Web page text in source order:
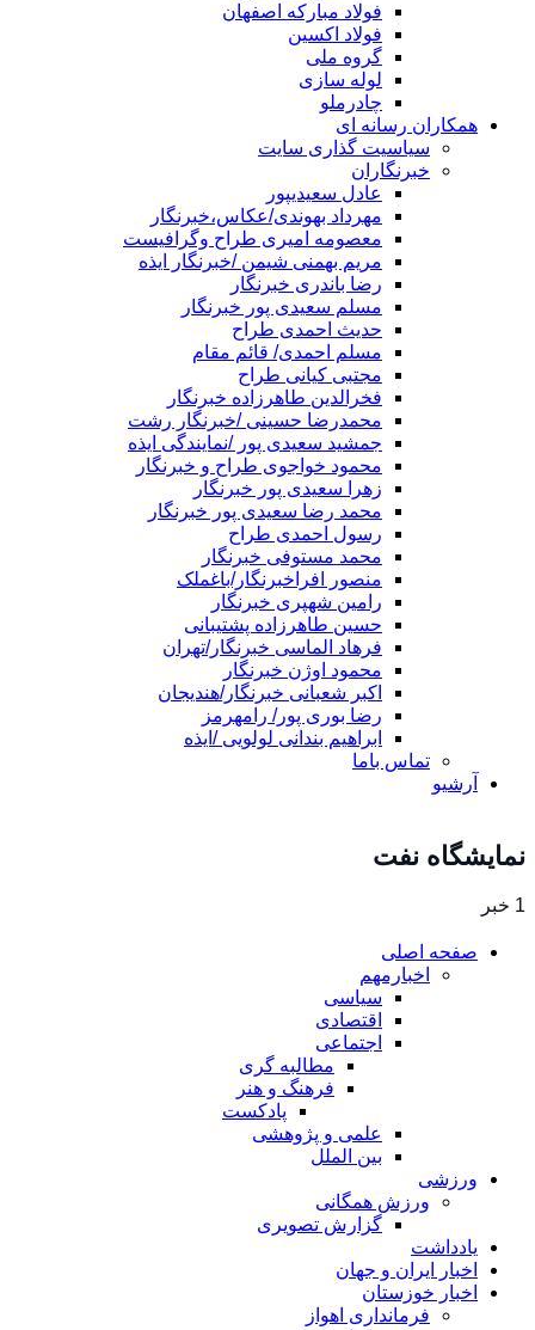
فولاد مبارکه اصفهان
فولاد اکسین
گروه ملی
لوله سازی
چادرملو
همکاران رسانه ای
سیاسیت گذاری سایت
خبرنگاران
عادل سعیدیپور
مهرداد بهوندی/عکاس،خبرنگار
معصومه امیری طراح وگرافیست
مریم بهمنی شیمن /خبرنگار ایذه
رضا باندری خبرنگار
مسلم سعیدی پور خبرنگار
حدیث احمدی طراح
مسلم احمدی/ قائم مقام
مجتبی کیانی طراح
فخرالدین طاهرزاده خبرنگار
محمدرضا حسینی /خبرنگار رشت
جمشید سعیدی پور /نمایندگی ایذه
محمود خواجوی طراح و خبرنگار
زهرا سعیدی پور خبرنگار
محمد رضا سعیدی پور خبرنگار
رسول احمدی طراح
محمد مستوفی خبرنگار
منصور افراخبرنگار/باغملک
رامین شهپری خبرنگار
حسین طاهرزاده پشتیبانی
فرهاد الماسی خبرنگار/تهران
محمود اوژن خبرنگار
اکبر شعبانی خبرنگار/هندیجان
رضا بوری پور/ رامهرمز
ابراهیم بندانی لولویی /ایذه
تماس باما
آرشیو
نمایشگاه نفت
1 خبر
صفحه اصلی
اخبارمهم
سیاسی
اقتصادی
اجتماعی
مطالبه گری
فرهنگ و هنر
پادکست
علمی و پژوهشی
بین الملل
ورزشی
ورزش همگانی
گزارش تصویری
یادداشت
اخبار ایران و جهان
اخبار خوزستان
فرمانداری اهواز